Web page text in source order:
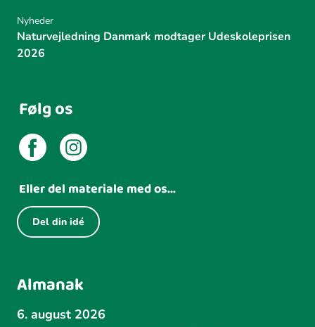
Nyheder
Naturvejledning Danmark modtager Udeskoleprisen
2026
Følg os
Eller del materiale med os...
Del din idé
Almanak
6. august 2026